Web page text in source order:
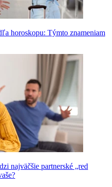
horoskopu: Týmto znameniam
najväčšie partnerské „red